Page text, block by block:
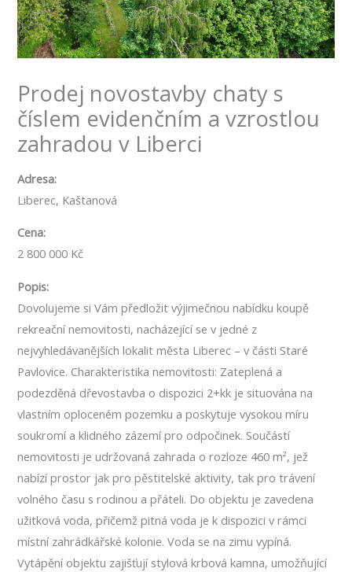
Prodej novostavby chaty s
číslem evidenčním a vzrostlou
zahradou v Liberci
Adresa:
Liberec, Kaštanová
Cena:
2 800 000 Kč
Popis:
Dovolujeme si Vám předložit výjimečnou nabídku koupě
rekreační nemovitosti, nacházející se v jedné z
nejvyhledávanějších lokalit města Liberec – v části Staré
Pavlovice. Charakteristika nemovitosti: Zateplená a
podezděná dřevostavba o dispozici 2+kk je situována na
vlastním oploceném pozemku a poskytuje vysokou míru
soukromí a klidného zázemí pro odpočinek. Součástí
nemovitosti je udržovaná zahrada o rozloze 460 m², jež
nabízí prostor jak pro pěstitelské aktivity, tak pro trávení
volného času s rodinou a přáteli. Do objektu je zavedena
užitková voda, přičemž pitná voda je k dispozici v rámci
místní zahrádkářské kolonie. Voda se na zimu vypíná.
Vytápění objektu zajišťují stylová krbová kamna, umožňující